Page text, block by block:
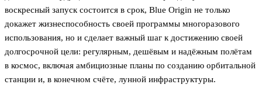
воскресный запуск состоится в срок, Blue Origin не только
докажет жизнеспособность своей программы многоразового
использования, но и сделает важный шаг к достижению своей
долгосрочной цели: регулярным, дешёвым и надёжным полётам
в космос, включая амбициозные планы по созданию орбитальной
станции и, в конечном счёте, лунной инфраструктуры.